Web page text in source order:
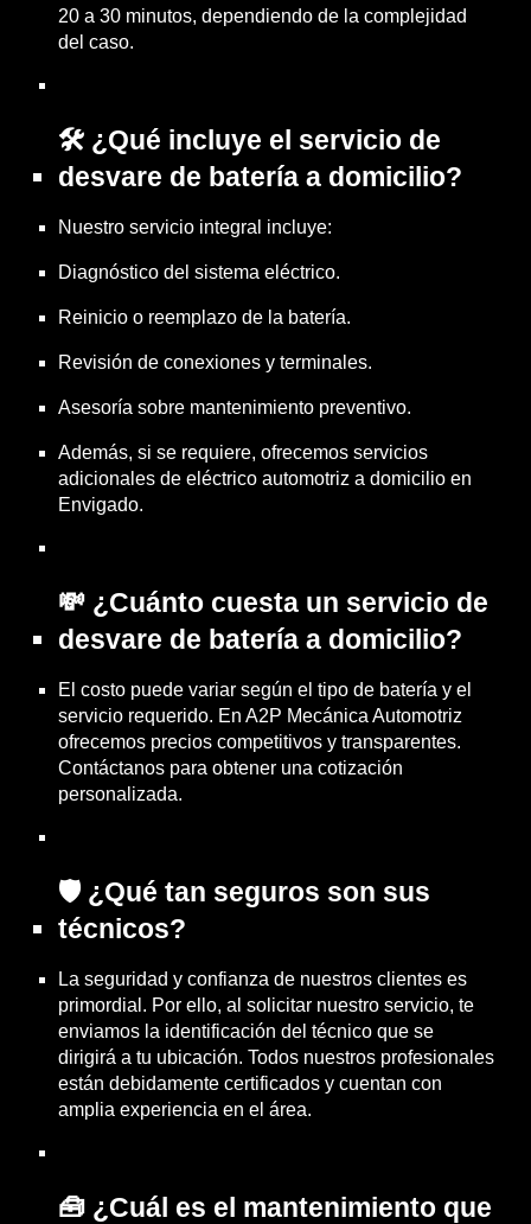
20 a 30 minutos, dependiendo de la complejidad
del caso.
🛠️ ¿Qué incluye el servicio de
desvare de batería a domicilio?
Nuestro servicio integral incluye:
Diagnóstico del sistema eléctrico.
Reinicio o reemplazo de la batería.
Revisión de conexiones y terminales.
Asesoría sobre mantenimiento preventivo.
Además, si se requiere, ofrecemos servicios
adicionales de eléctrico automotriz a domicilio en
Envigado.
💸 ¿Cuánto cuesta un servicio de
desvare de batería a domicilio?
El costo puede variar según el tipo de batería y el
servicio requerido. En A2P Mecánica Automotriz
ofrecemos precios competitivos y transparentes.
Contáctanos para obtener una cotización
personalizada.
🛡️ ¿Qué tan seguros son sus
técnicos?
La seguridad y confianza de nuestros clientes es
primordial. Por ello, al solicitar nuestro servicio, te
enviamos la identificación del técnico que se
dirigirá a tu ubicación. Todos nuestros profesionales
están debidamente certificados y cuentan con
amplia experiencia en el área.
🧰 ¿Cuál es el mantenimiento que